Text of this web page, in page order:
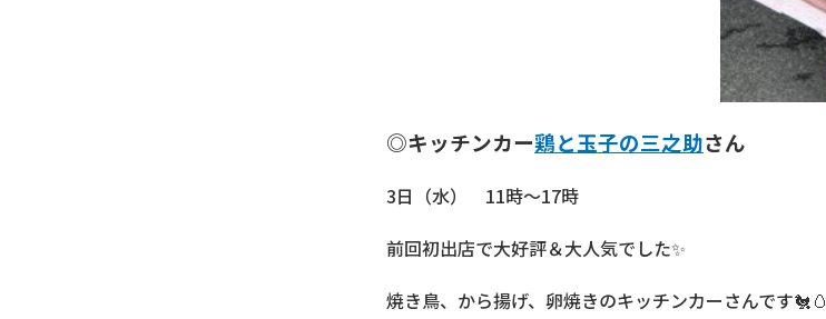
◎キッチンカー鶏と玉子の三之助さん
3日（水） 11時～17時
前回初出店で大好評＆大人気でした✨
焼き鳥、から揚げ、卵焼きのキッチンカーさんです🐔🥚